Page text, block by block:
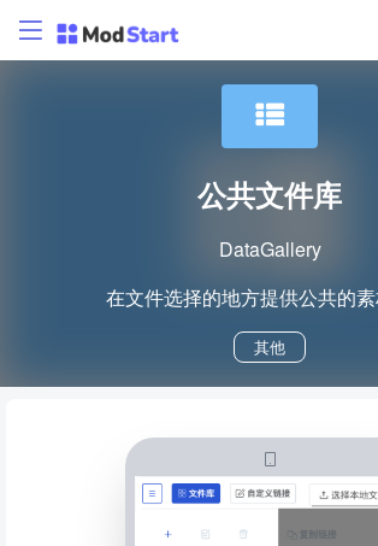
公共文件库
DataGallery
在文件选择的地方提供公共的
其他